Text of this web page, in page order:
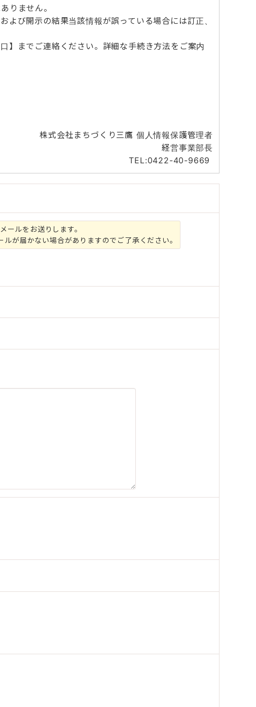
りません。
び開示の結果当該情報が誤っている場合には訂正、
】までご連絡ください。詳細な手続き方法をご案内
株式会社まちづくり三鷹 個人情報保護管理者
経営事業部長
TEL:0422-40-9669
ールをお送りします。
が届かない場合がありますのでご了承ください。